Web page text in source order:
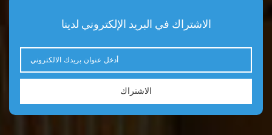
الاشتراك في البريد الإلكتروني لدينا
الاشتراك